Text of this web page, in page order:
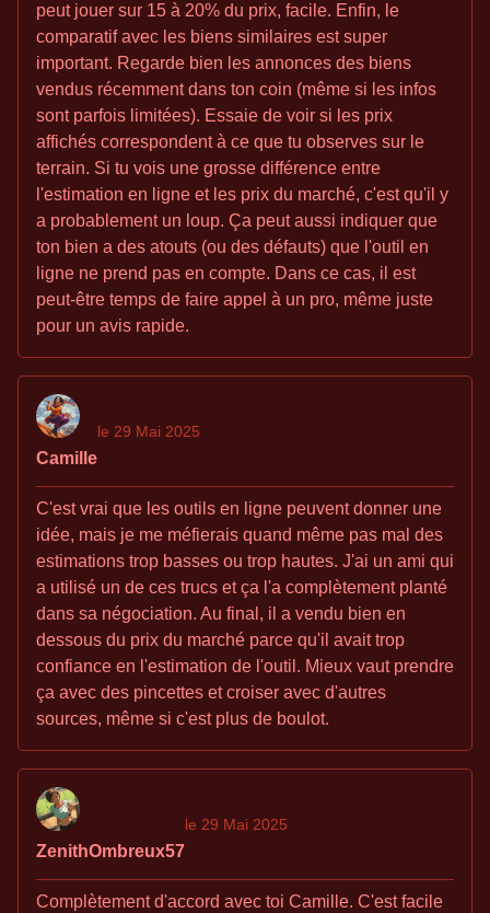
peut jouer sur 15 à 20% du prix, facile. Enfin, le
comparatif avec les biens similaires est super
important. Regarde bien les annonces des biens
vendus récemment dans ton coin (même si les infos
sont parfois limitées). Essaie de voir si les prix
affichés correspondent à ce que tu observes sur le
terrain. Si tu vois une grosse différence entre
l'estimation en ligne et les prix du marché, c'est qu'il y
a probablement un loup. Ça peut aussi indiquer que
ton bien a des atouts (ou des défauts) que l'outil en
ligne ne prend pas en compte. Dans ce cas, il est
peut-être temps de faire appel à un pro, même juste
pour un avis rapide.
Camille
le 29 Mai 2025
C'est vrai que les outils en ligne peuvent donner une
idée, mais je me méfierais quand même pas mal des
estimations trop basses ou trop hautes. J'ai un ami qui
a utilisé un de ces trucs et ça l'a complètement planté
dans sa négociation. Au final, il a vendu bien en
dessous du prix du marché parce qu'il avait trop
confiance en l'estimation de l'outil. Mieux vaut prendre
ça avec des pincettes et croiser avec d'autres
sources, même si c'est plus de boulot.
ZenithOmbreux57
le 29 Mai 2025
Complètement d'accord avec toi Camille. C'est facile